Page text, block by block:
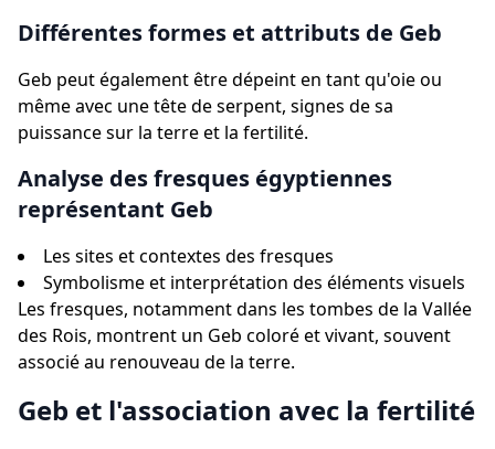
Différentes formes et attributs de Geb
Geb peut également être dépeint en tant qu'oie ou
même avec une tête de serpent, signes de sa
puissance sur la terre et la fertilité.
Analyse des fresques égyptiennes
représentant Geb
Les sites et contextes des fresques
Symbolisme et interprétation des éléments visuels
Les fresques, notamment dans les tombes de la Vallée
des Rois, montrent un Geb coloré et vivant, souvent
associé au renouveau de la terre.
Geb et l'association avec la fertilité